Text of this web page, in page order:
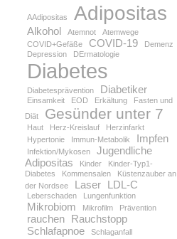
AAdipositas Adipositas
Alkohol Atemnot
Atemwege
COVID+Gefäße
COVID-19
Demenz
Depression
DErmatologie
Diabetes
Diabetesprävention Diabetiker
Einsamkeit EOD Erkältung
Fasten und
Diät
Gesünder unter 7
Haut Herz-Kreislauf
Herzinfarkt
Hypertonie
Immun-Metabolik Impfen
Infektion/Mykosen
Jugendliche
Adipositas
Kinder
Kinder-Typ1-
Diabetes
Kommensalen
Küstenzauber an
der Nordsee
Laser LDL-C
Leberschaden Lungenfunktion
Mikrobiom Mikrofilm Prävention
rauchen Rauchstopp
Schlafapnoe
Schlaganfall